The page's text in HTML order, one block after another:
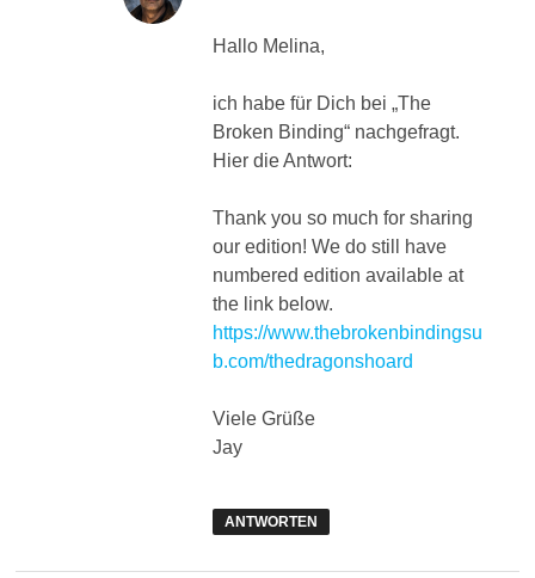
Hallo Melina,
ich habe für Dich bei „The
Broken Binding“ nachgefragt.
Hier die Antwort:
Thank you so much for sharing
our edition! We do still have
numbered edition available at
the link below.
https://www.thebrokenbindingsu
b.com/thedragonshoard
Viele Grüße
Jay
ANTWORTEN